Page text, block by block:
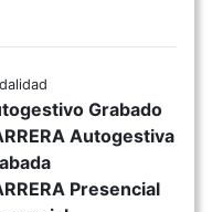
Grabado
Autogestiva
Presencial